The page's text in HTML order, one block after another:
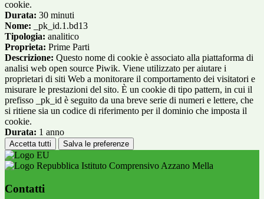
cookie.
Durata: 30 minuti
Nome: _pk_id.1.bd13
Tipologia: analitico
Proprieta: Prime Parti
Descrizione: Questo nome di cookie è associato alla piattaforma di
analisi web open source Piwik. Viene utilizzato per aiutare i
proprietari di siti Web a monitorare il comportamento dei visitatori e
misurare le prestazioni del sito. È un cookie di tipo pattern, in cui il
prefisso _pk_id è seguito da una breve serie di numeri e lettere, che
si ritiene sia un codice di riferimento per il dominio che imposta il
cookie.
Durata: 1 anno
Accetta tutti Salva le preferenze
Istituto Comprensivo Azzano Mella
Contatti